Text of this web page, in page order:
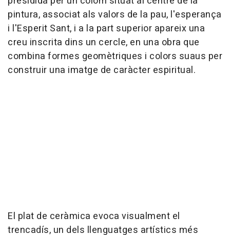
pintura, associat als valors de la pau, l'esperança
i l'Esperit Sant, i a la part superior apareix una
creu inscrita dins un cercle, en una obra que
combina formes geomètriques i colors suaus per
construir una imatge de caràcter espiritual.
El plat de ceràmica evoca visualment el
trencadís, un dels llenguatges artístics més